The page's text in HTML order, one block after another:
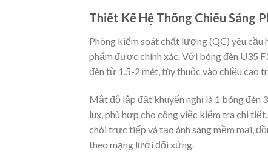
Thiết Kế Hệ Thống Chiếu Sáng
Phòng kiểm soát chất lượng (QC) yêu cầu
phẩm được chính xác. Với bóng đèn U35
đèn từ 1.5-2 mét, tùy thuộc vào chiều cao
Mật độ lắp đặt khuyến nghị là 1 bóng đèn
lux, phù hợp cho công việc kiểm tra chi
chói trực tiếp và tạo ánh sáng mềm mại,
theo mạng lưới đối xứng.